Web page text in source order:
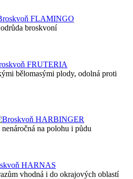
broskvoní
bělomasými plody, odolná proti
na polohu i půdu
vhodná i do okrajových oblastí